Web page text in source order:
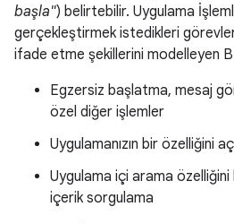
başla") belirtebilir. Uygulama
gerçekleştirmek istedikleri
ifade etme şekillerini modelleyen
Egzersiz başlatma, mesaj
özel diğer işlemler
Uygulamanızın bir özelliğini
Uygulama içi arama özelliğini
içerik sorgulama